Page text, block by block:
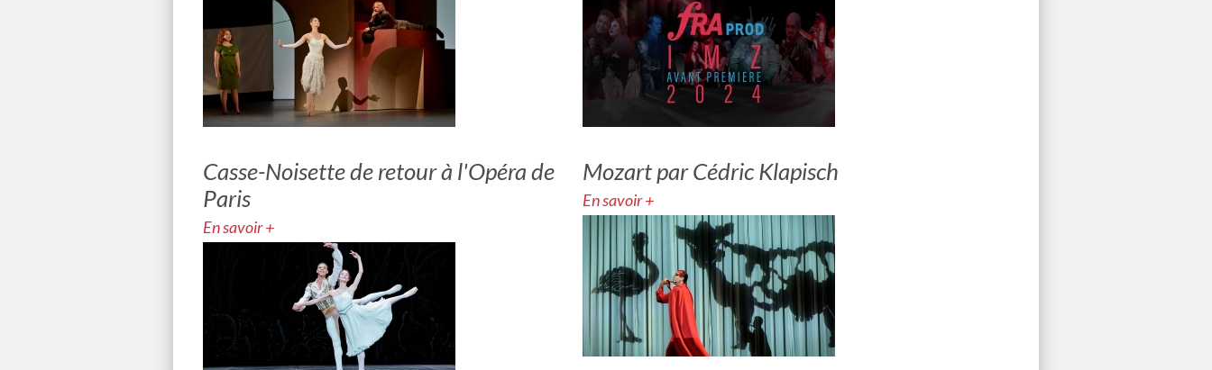
Casse-Noisette de retour à l'Opéra de
Paris
En savoir +
Mozart par Cédric Klapisch
En savoir +